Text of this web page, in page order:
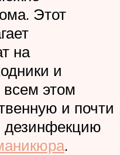
Этот
на
и
этом
и почти
дезинфекцию
.